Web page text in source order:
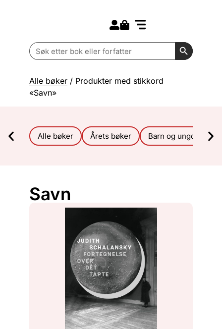
Search
for:
Search
Alle bøker / Produkter med stikkord
«Savn»
Alle bøker Årets bøker Barn og ungdom
Savn